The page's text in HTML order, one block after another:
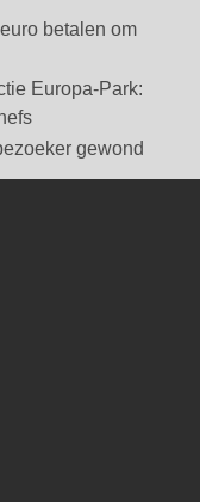
betalen om
Europa-Park:
gewond